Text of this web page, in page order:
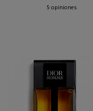
5 opiniones